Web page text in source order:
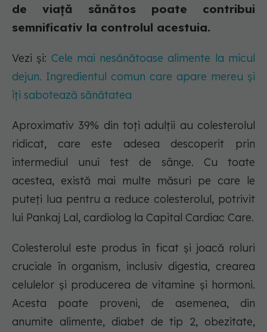
de viață sănătos poate contribui
semnificativ la controlul acestuia.
Vezi și: Cele mai nesănătoase alimente la micul
dejun. Ingredientul comun care apare mereu și
îți sabotează sănătatea
Aproximativ 39% din toți adulții au colesterolul
ridicat, care este adesea descoperit prin
intermediul unui test de sânge. Cu toate
acestea, există mai multe măsuri pe care le
puteți lua pentru a reduce colesterolul, potrivit
lui Pankaj Lal, cardiolog la Capital Cardiac Care.
Colesterolul este produs în ficat și joacă roluri
cruciale în organism, inclusiv digestia, crearea
celulelor și producerea de vitamine și hormoni.
Acesta poate proveni, de asemenea, din
anumite alimente, diabet de tip 2, obezitate,